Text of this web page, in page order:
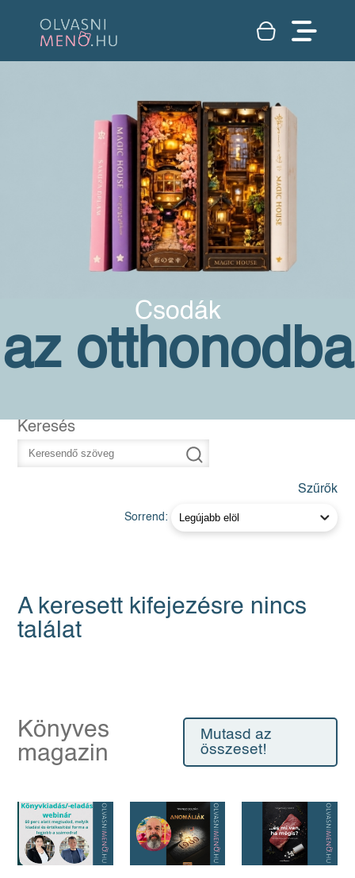
Csodák
az otthonodba
Keresés
Szűrők
Sorrend:
A keresett kifejezésre nincs
találat
Könyves
magazin
Mutasd az
összeset!